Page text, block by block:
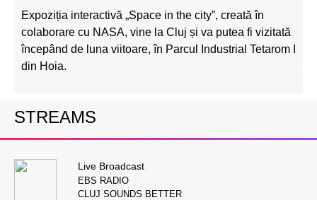
Expoziția interactivă „Space in the city”, creată în
colaborare cu NASA, vine la Cluj și va putea fi vizitată
începând de luna viitoare, în Parcul Industrial Tetarom I
din Hoia.
STREAMS
Live Broadcast
EBS RADIO
CLUJ SOUNDS BETTER